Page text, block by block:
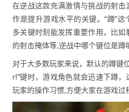
在逆战这款充满激情与挑战的射
作是提升游戏水平的关键。“蹲”
多关键时刻能发挥重要作用，比
的射击掩体等,逆战中哪个键位是蹲
对于大多数玩家来说，默认的蹲键
rl”键时，游戏角色就会迅速下蹲
玩家的操作习惯,方便大家在游戏过